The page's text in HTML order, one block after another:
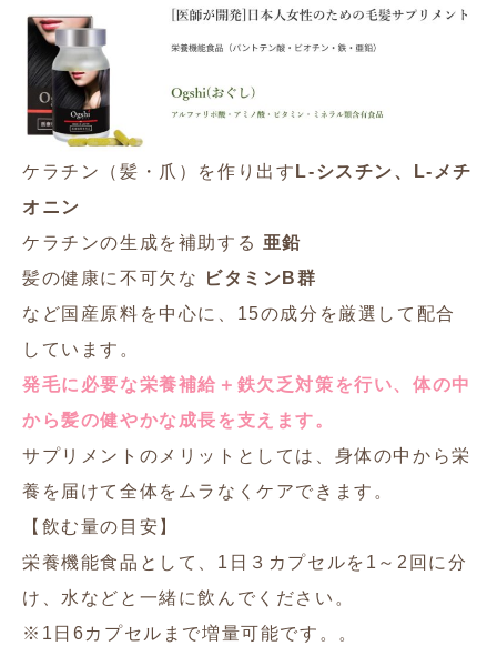
ケラチン（髪・爪）を作り出す L-シスチン、L-メチ
オニン
ケラチンの生成を補助する 亜鉛
髪の健康に不可欠な
ビタミンB群
など国産原料を中心に、15の成分を厳選して配合
しています。
発毛に必要な栄養補給＋鉄欠乏対策を行い、体の中
から髪の健やかな成長を支えます。
サプリメントのメリットとしては、身体の中から栄
養を届けて全体をムラなくケアできます。
【飲む量の目安】
栄養機能食品として、1日３カプセルを1～2回に分
け、水などと一緒に飲んでください。
※1日6カプセルまで増量可能です。。